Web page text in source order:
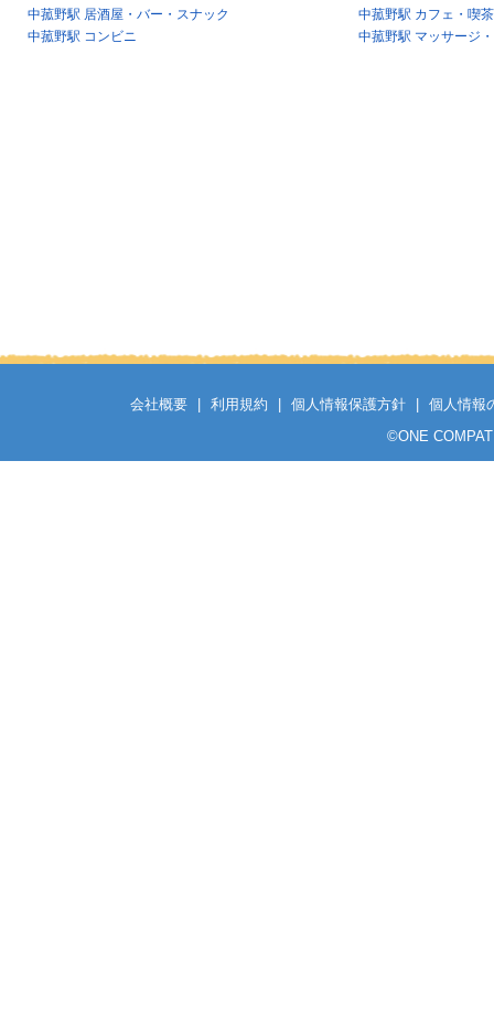
中菰野駅 居酒屋・バー・スナック
中菰野駅 カフェ・喫
中菰野駅 コンビニ
中菰野駅 マッサージ
会社概要 利用規約 個人情報保護方針
個人情報
©ONE